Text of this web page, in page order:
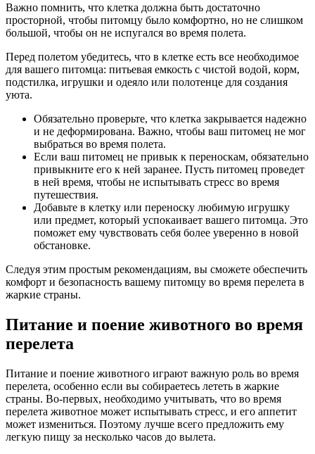
Важно помнить, что клетка должна быть достаточно
просторной, чтобы питомцу было комфортно, но не слишком
большой, чтобы он не испугался во время полета.
Перед полетом убедитесь, что в клетке есть все необходимое
для вашего питомца: питьевая емкость с чистой водой, корм,
подстилка, игрушки и одеяло или полотенце для создания
уюта.
Обязательно проверьте, что клетка закрывается надежно
и не деформирована. Важно, чтобы ваш питомец не мог
выбраться во время полета.
Если ваш питомец не привык к переноскам, обязательно
привыкните его к ней заранее. Пусть питомец проведет
в ней время, чтобы не испытывать стресс во время
путешествия.
Добавьте в клетку или переноску любимую игрушку
или предмет, который успокаивает вашего питомца. Это
поможет ему чувствовать себя более уверенно в новой
обстановке.
Следуя этим простым рекомендациям, вы сможете обеспечить
комфорт и безопасность вашему питомцу во время перелета в
жаркие страны.
Питание и поение животного во время
перелета
Питание и поение животного играют важную роль во время
перелета, особенно если вы собираетесь лететь в жаркие
страны. Во-первых, необходимо учитывать, что во время
перелета животное может испытывать стресс, и его аппетит
может измениться. Поэтому лучше всего предложить ему
легкую пищу за несколько часов до вылета.